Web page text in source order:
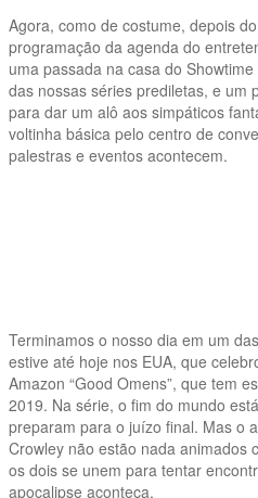
Agora, como de costume, depois
programação da agenda do
uma passada na casa do
das nossas séries prediletas, e um
para dar um alô aos simpáticos
voltinha básica pelo centro de
palestras e eventos acontecem.
Terminamos o nosso dia em um
estive até hoje nos EUA, que
Amazon “Good Omens”, que tem
2019. Na série, o fim do mundo
preparam para o juízo final. Mas o
Crowley não estão nada animados
os dois se unem para tentar
apocalipse aconteça.